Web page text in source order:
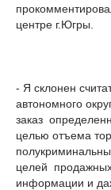
центре г.Югры.
- Я склонен
автономного
заказ
целью отъема
целей продажных
информации и